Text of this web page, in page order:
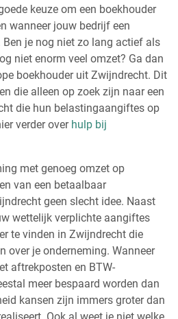
keuze om een boekhouder
wanneer jouw bedrijf een
je nog niet zo lang actief als
niet enorm veel omzet? Ga dan
boekhouder uit Zwijndrecht. Dit
die alleen op zoek zijn naar een
die hun belastingaangiftes op
verder over hulp bij
met genoeg omzet op
van een betaalbaar
geen slecht idee. Naast
wettelijk verplichte aangiftes
te vinden in Zwijndrecht die
over je onderneming. Wanneer
aftrekposten en BTW-
meer bespaard worden dan
kansen zijn immers groter dan